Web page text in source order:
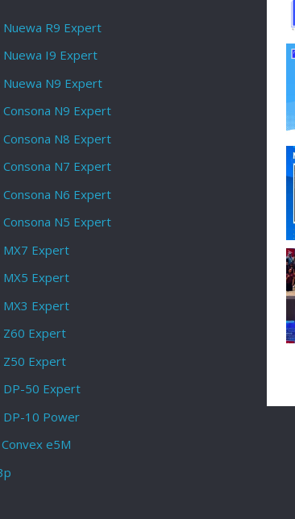
Nuewa R9 Expert
Nuewa I9 Expert
Nuewa N9 Expert
Consona N9 Expert
Consona N8 Expert
Consona N7 Expert
Consona N6 Expert
Consona N5 Expert
MX7 Expert
MX5 Expert
MX3 Expert
Z60 Expert
Z50 Expert
DP-50 Expert
DP-10 Power
e5M